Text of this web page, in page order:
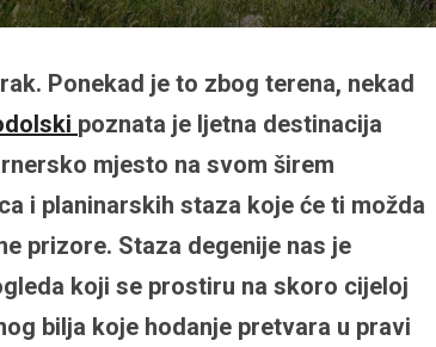
Ponekad je to zbog terena, nekad
poznata je ljetna destinacija
mjesto na svom širem
i planinarskih staza koje će ti možda
prizore. Staza degenije nas je
koji se prostiru na skoro cijeloj
bilja koje hodanje pretvara u pravi